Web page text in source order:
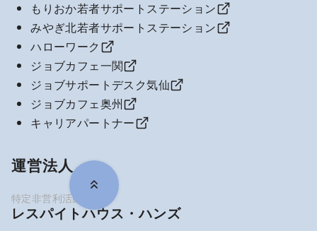
もりおか若者サポートステーション
みやぎ北若者サポートステーション
ハローワーク
ジョブカフェ一関
ジョブサポートデスク気仙
ジョブカフェ奥州
キャリアパートナー
運営法人
レスパイトハウス・ハンズ